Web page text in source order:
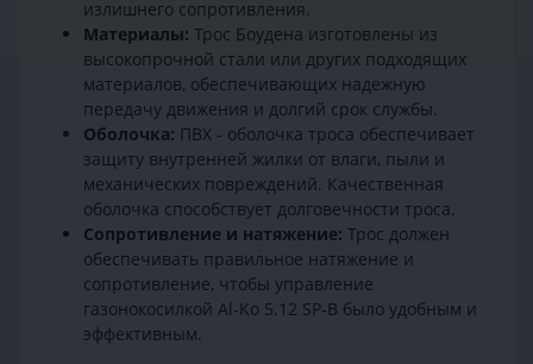
излишнего сопротивления.
Материалы: Трос Боудена изготовлены из
высокопрочной стали или других подходящих
материалов, обеспечивающих надежную
передачу движения и долгий срок службы.
Оболочка: ПВХ - оболочка троса обеспечивает
защиту внутренней жилки от влаги, пыли и
механических повреждений. Качественная
оболочка способствует долговечности троса.
Сопротивление и натяжение: Трос должен
обеспечивать правильное натяжение и
сопротивление, чтобы управление
газонокосилкой Al-Ko 5.12 SP-B было удобным и
эффективным.